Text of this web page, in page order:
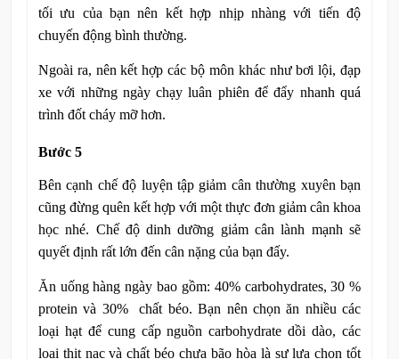
tối ưu của bạn nên kết hợp nhịp nhàng với tiến độ
chuyến động bình thường.
Ngoài ra, nên kết hợp các bộ môn khác như bơi lội, đạp
xe với những ngày chạy luân phiên để đẩy nhanh quá
trình đốt cháy mỡ hơn.
Bước 5
Bên cạnh chế độ luyện tập giảm cân thường xuyên bạn
cũng đừng quên kết hợp với một thực đơn giảm cân khoa
học nhé. Chế độ dinh dưỡng giảm cân lành mạnh sẽ
quyết định rất lớn đến cân nặng của bạn đấy.
Ăn uống hàng ngày bao gồm: 40% carbohydrates, 30 %
protein và 30% chất béo. Bạn nên chọn ăn nhiều các
loại hạt để cung cấp nguồn carbohydrate dồi dào, các
loại thịt nạc và chất béo chưa bão hòa là sự lựa chọn tốt